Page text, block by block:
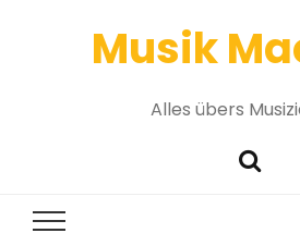
Musik
Alles übers